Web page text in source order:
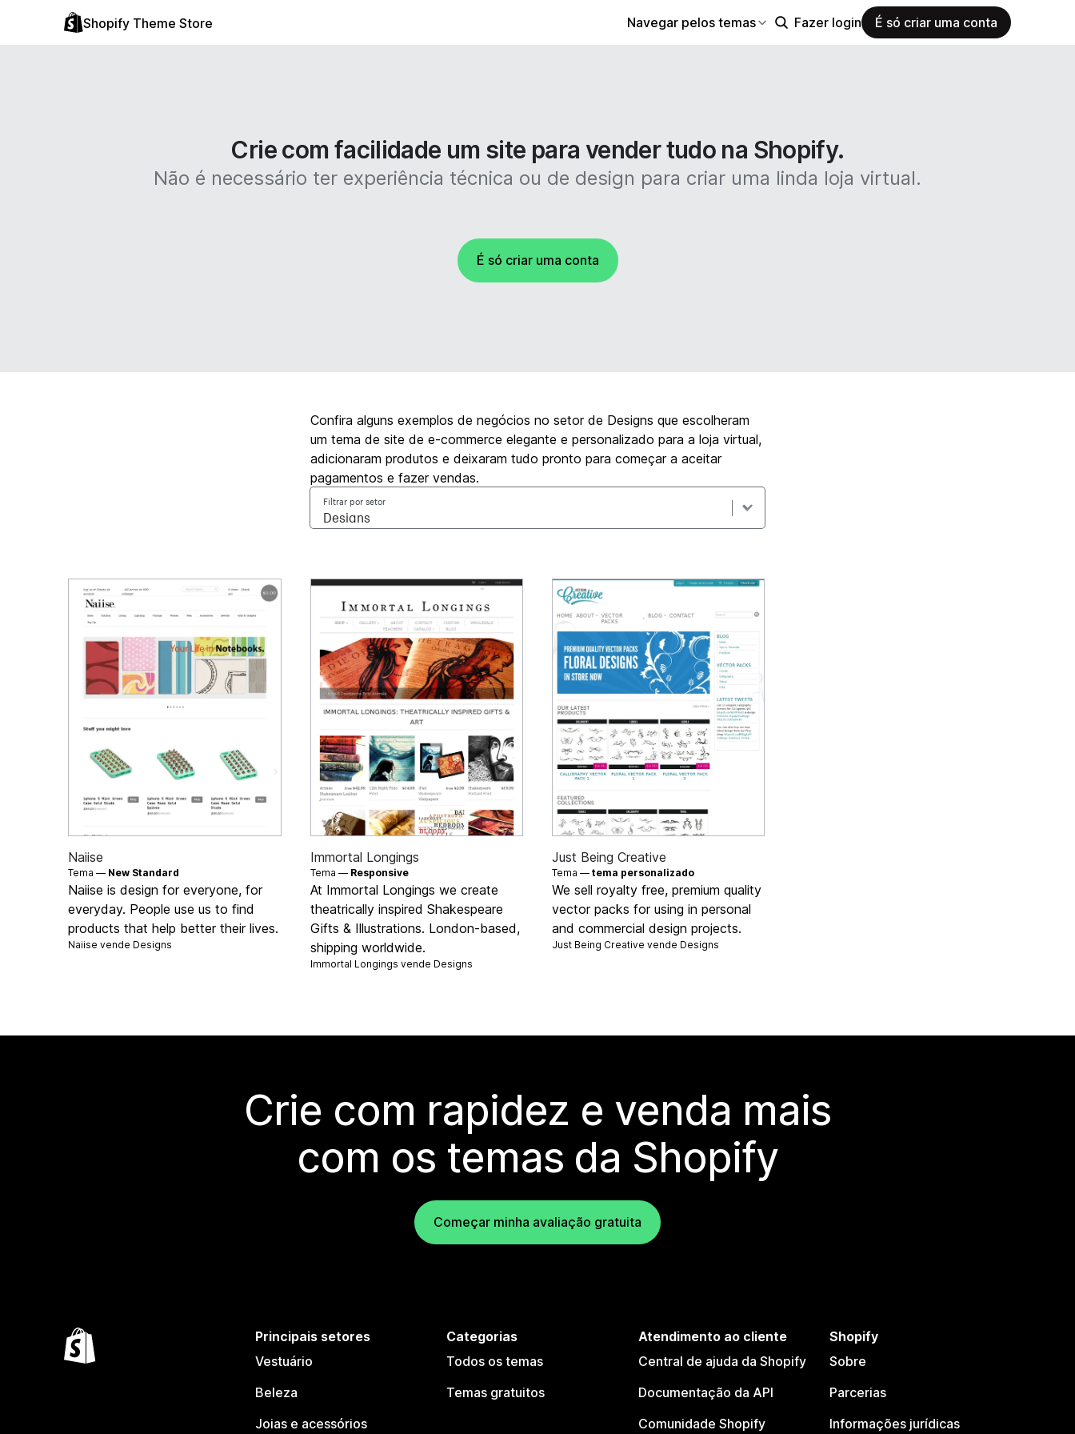
Shopify Theme Store Navegar pelos temas Fazer login É só criar uma conta
Crie com facilidade um site para vender tudo na Shopify.
Não é necessário ter experiência técnica ou de design para criar uma linda loja virtual.
É só criar uma conta
Confira alguns exemplos de negócios no setor de Designs que escolheram
um tema de site de e-commerce elegante e personalizado para a loja virtual,
adicionaram produtos e deixaram tudo pronto para começar a aceitar
pagamentos e fazer vendas.
Filtrar por setor
Naiise
Tema — New Standard
Naiise is design for everyone, for
everyday. People use us to find
products that help better their lives.
Naiise vende Designs
Immortal Longings
Tema — Responsive
At Immortal Longings we create
theatrically inspired Shakespeare
Gifts & Illustrations. London-based,
shipping worldwide.
Immortal Longings vende Designs
Just Being Creative
Tema — tema personalizado
We sell royalty free, premium quality
vector packs for using in personal
and commercial design projects.
Just Being Creative vende Designs
Crie com rapidez e venda mais
com os temas da Shopify
Começar minha avaliação gratuita
Principais setores
Vestuário
Beleza
Joias e acessórios
Categorias
Todos os temas
Temas gratuitos
Atendimento ao cliente
Central de ajuda da Shopify
Documentação da API
Comunidade Shopify
Shopify
Sobre
Parcerias
Informações jurídicas